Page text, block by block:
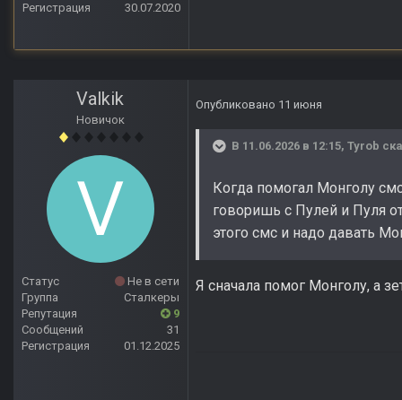
Регистрация
30.07.2020
Valkik
Новичок
Статус
Не в сети
Группа
Сталкеры
Репутация
9
Сообщений
31
Регистрация
01.12.2025
Опубликовано 11 июня
В 11.06.2026 в 12:15, Tyrob
Когда помогал Монголу
говоришь с Пулей и Пуля
этого смс и надо давать
Я сначала помог Монголу, а